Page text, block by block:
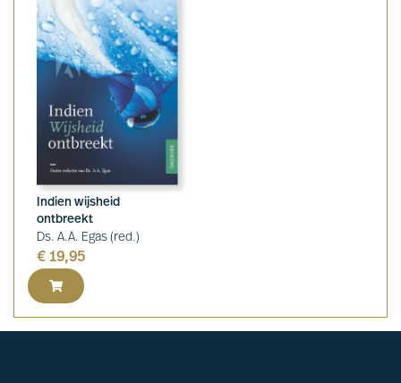
Indien wijsheid
ontbreekt
Ds. A.A. Egas (red.)
€ 19,95